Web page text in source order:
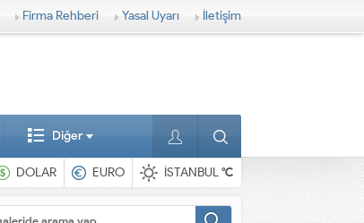
Firma Rehberi Yasal Uyarı İletişim
Diğer
DOLAR EURO İSTANBUL°C